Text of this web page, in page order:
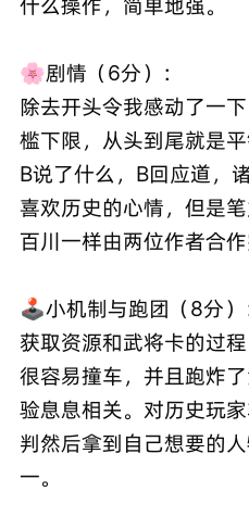
什么操作，简单地强。
🌸剧情（6分）：
除去开头令我感动了一
槛下限，从头到尾就是
B说了什么，B回应道，
喜欢历史的心情，但是
百川一样由两位作者合作
🕹️小机制与跑团（8分）
获取资源和武将卡的过
很容易撞车，并且跑炸
验息息相关。对历史玩
判然后拿到自己想要的
一。